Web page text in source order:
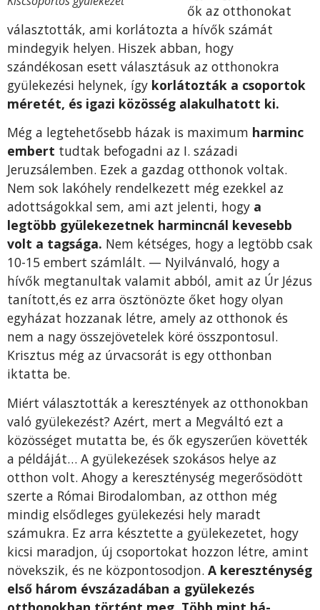
ők az otthonokat
választották, ami korlátozta a hí­vők számát
mindegyik helyen. Hiszek abban, hogy
szándékosan esett választásuk az otthonokra
gyülekezési helynek, így korlátoz­ták a csoportok
méretét, és igazi közösség alakulhatott ki.
Még a legtehetősebb házak is maximum harminc
embert tudtak befo­gadni az I. századi
Jeruzsálemben. Ezek a gazdag otthonok vol­tak.
Nem sok lakóhely rendelkezett még ezekkel az
adottságok­kal sem, ami azt jelenti, hogy a
legtöbb gyülekezetnek harmincnál kevesebb
volt a tagsága. Nem kétséges, hogy a legtöbb csak
10-15 embert számlált. — Nyilvánvaló, hogy a
hívők megtanultak valamit abból, amit az Úr Jézus
tanított,és ez arra ösztönözte őket hogy olyan
egyházat hozzanak létre, amely az otthonok és
nem a nagy összejövetelek köré összpontosul.
Krisztus még az úrvacsorát is egy otthonban
iktatta be.
Miért választották a keresztények az otthonokban
való gyüle­kezést? Azért, mert a Megváltó ezt a
közösséget mutatta be, és ők egyszerűen követték
a példáját… A gyülekezések szokásos helye az
otthon volt. Ahogy a kereszténység megerősö­dött
szerte a Római Birodalomban, az otthon még
mindig elsőd­leges gyülekezési hely maradt
számukra. Ez arra késztette a gyü­lekezetet, hogy
kicsi maradjon, új csoportokat hozzon létre, amint
növekszik, és ne központosodjon. A kereszténység
első három év­századában a gyülekezés